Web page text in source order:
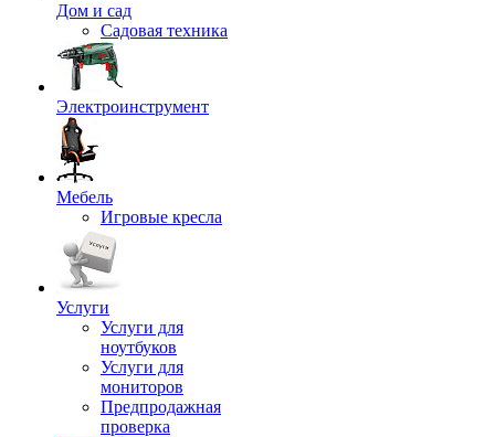
Дом и сад
Садовая техника
Электроинструмент
Мебель
Игровые кресла
Услуги
Услуги для
ноутбуков
Услуги для
мониторов
Предпродажная
проверка